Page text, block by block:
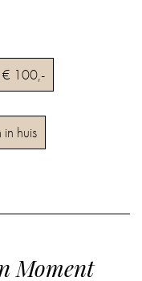
€ 100,-
huis
Moment